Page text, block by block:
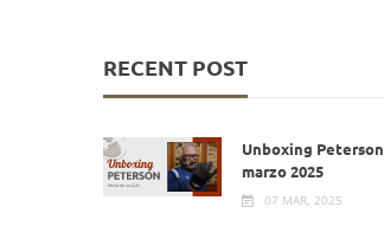
RECENT POST
Unboxing Peterson
marzo 2025
07 MAR, 2025